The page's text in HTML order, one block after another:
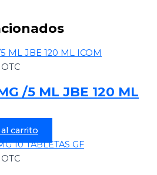
/5 ML JBE 120 ML
carrito